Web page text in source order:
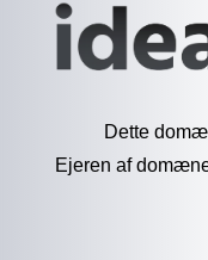
Dette
Ejeren af